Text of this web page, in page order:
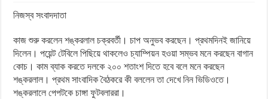
নিজস্ব সংবাদদাতা
কাজ শুরু করলেন শঙ্করলাল চক্রবর্তী। চাপ অনুভব করছেন। প্রথমদিনই জানিয়ে
দি‍লেন। পয়েন্ট টেবিলে পিছিয়ে থাকলেও চ্যাম্পিয়ন হওয়া সম্ভব মনে করছেন বাগান
কোচ। কাম ব্যাক করতে দলকে ২০০ শতাংশ দিতে হবে বলে মনে করছেন
শঙ্করলাল। প্রথম সাংবাদিক বৈঠকরে কী বললেন তা দেখে নিন ভিডিওতে।
শঙ্করলালে পেপটকে চাঙ্গা ফুটবলাররা।